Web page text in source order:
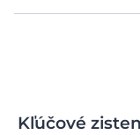
odstráni nečistoty
Kľúčové